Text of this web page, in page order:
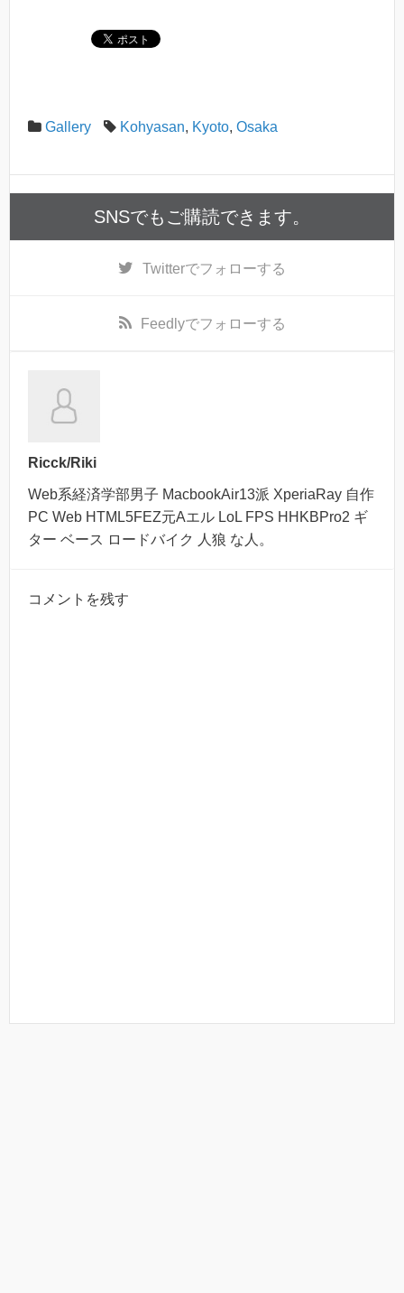
Gallery Kohyasan, Kyoto, Osaka
SNSでもご購読できます。
Twitterでフォローする
Feedlyでフォローする
Ricck/Riki
Web系経済学部男子 MacbookAir13派 XperiaRay 自作
PC Web HTML5FEZ元Aエル LoL FPS HHKBPro2 ギ
ター ベース ロードバイク 人狼 な人。
コメントを残す